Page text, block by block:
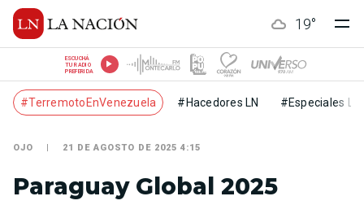
19°
ESCUCHÁ
TU RADIO
PREFERIDA
#TerremotoEnVenezuela #Hacedores LN #Especiales LN
OJO 21 DE AGOSTO DE 2025 4:15
Paraguay Global 2025